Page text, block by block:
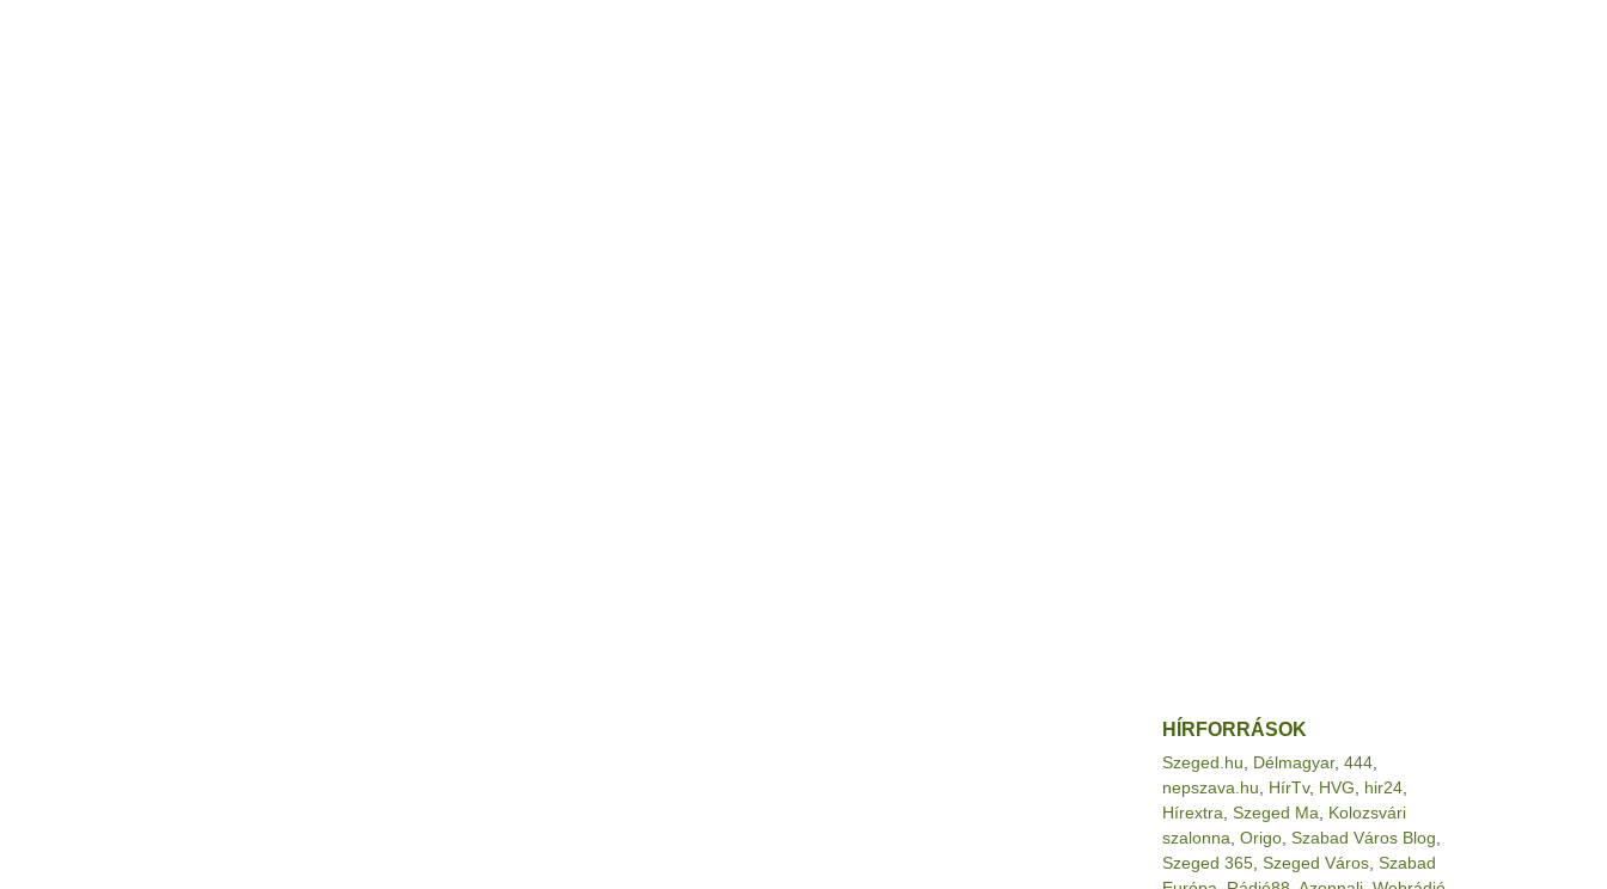
HÍRFORRÁSOK
Szeged.hu Délmagyar, 444
nepszava.hu
HírTv, HVG hir24
Hírextra Szeged Ma
Kolozsvári
szalonna Origo Szabad Város Blog
Szeged 365 Szeged Város Szabad